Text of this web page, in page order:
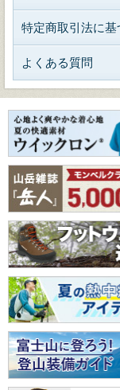
特定商取引法に基
よくある質問